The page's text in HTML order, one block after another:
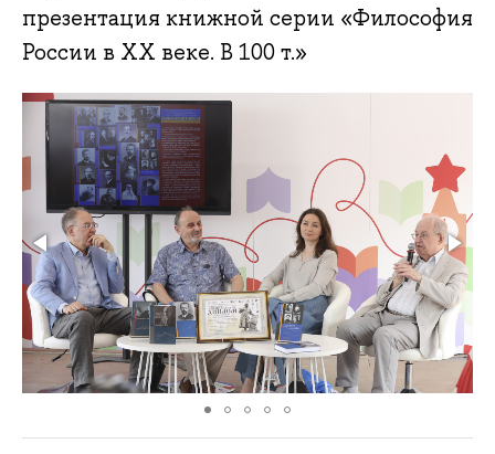
презентация книжной серии «Философия
России в XX веке. В 100 т.»